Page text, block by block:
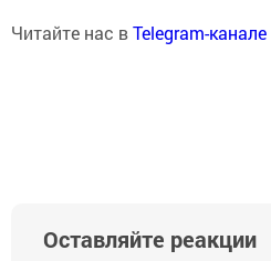
Читайте нас вTelegram-канале
Оставляйте реакции